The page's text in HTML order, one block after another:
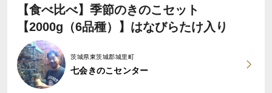
【食べ比べ】季節のきのこセット
【2000g（6品種）】はなびらたけ入り
茨城県東茨城郡城里町
七会きのこセンター